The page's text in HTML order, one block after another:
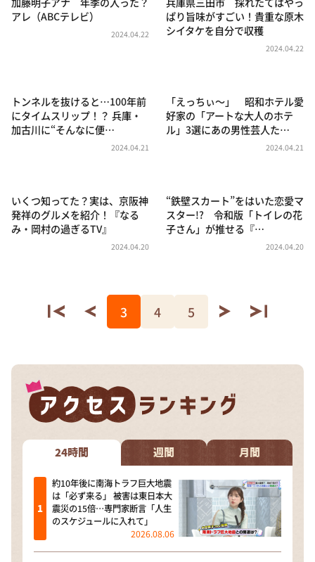
ザキ山小屋本館
アレ（ABCテレビ）
2024.04.22
ぱり旨味がすごい！貴重な原木
シイタケを自分で収穫
2024.04.22
トンネルを抜けると…100年前
にタイムスリップ！？ 兵庫・
加古川に“そんなに便…
2024.04.21
「えっちぃ～」 昭和ホテル愛
好家の「アートな大人のホテ
ル」3選にあの男性芸人た…
2024.04.21
いくつ知ってた？実は、京阪神
発祥のグルメを紹介！『なる
み・岡村の過ぎるTV』
2024.04.20
“鉄壁スカート”をはいた恋愛マ
スター!? 令和版「トイレの花
子さん」が推せる『…
2024.04.20
3 4 5
24時間 週間 月間
約10年後に南海トラフ巨大地震
は「必ず来る」 被害は東日本大
震災の15倍…専門家断言「人生
のスケジュールに入れて」
2026.08.06